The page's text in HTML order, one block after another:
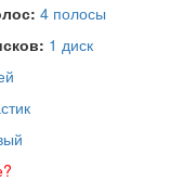
4 полосы
1 диск